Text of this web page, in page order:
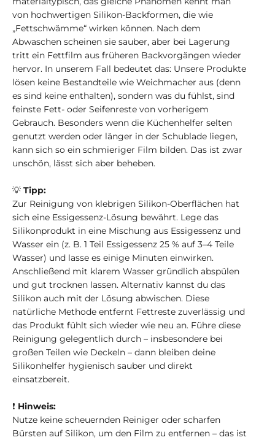
von hochwertigen Silikon-Backformen, die wie
„Fettschwämme“ wirken können. Nach dem
Abwaschen scheinen sie sauber, aber bei Lagerung
tritt ein Fettfilm aus früheren Backvorgängen wieder
hervor. In unserem Fall bedeutet das: Unsere Produkte
lösen keine Bestandteile wie Weichmacher aus (denn
es sind keine enthalten), sondern was du fühlst, sind
feinste Fett- oder Seifenreste von vorherigem
Gebrauch. Besonders wenn die Küchenhelfer selten
genutzt werden oder länger in der Schublade liegen,
kann sich so ein schmieriger Film bilden. Das ist zwar
unschön, lässt sich aber beheben.
💡 Tipp:
Zur Reinigung von klebrigen Silikon-Oberflächen hat
sich eine Essigessenz-Lösung bewährt. Lege das
Silikonprodukt in eine Mischung aus Essigessenz und
Wasser ein (z. B. 1 Teil Essigessenz 25 % auf 3–4 Teile
Wasser) und lasse es einige Minuten einwirken.
Anschließend mit klarem Wasser gründlich abspülen
und gut trocknen lassen. Alternativ kannst du das
Silikon auch mit der Lösung abwischen. Diese
natürliche Methode entfernt Fettreste zuverlässig und
das Produkt fühlt sich wieder wie neu an. Führe diese
Reinigung gelegentlich durch – insbesondere bei
großen Teilen wie Deckeln – dann bleiben deine
Silikonhelfer hygienisch sauber und direkt
einsatzbereit.
❗ Hinweis:
Nutze keine scheuernden Reiniger oder scharfen
Bürsten auf Silikon, um den Film zu entfernen – das ist